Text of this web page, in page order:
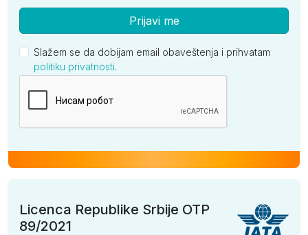
Prijavi me
Slažem se da dobijam email obaveštenja i prihvatam
politiku privatnosti.
Licenca Republike Srbije OTP
89/2021